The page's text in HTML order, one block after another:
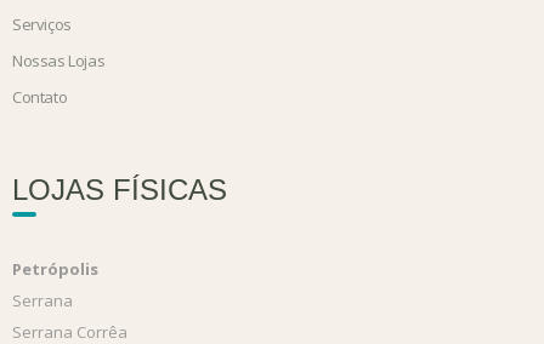
Serviços
Nossas Lojas
Contato
LOJAS FÍSICAS
Petrópolis
Serrana
Serrana Corrêa